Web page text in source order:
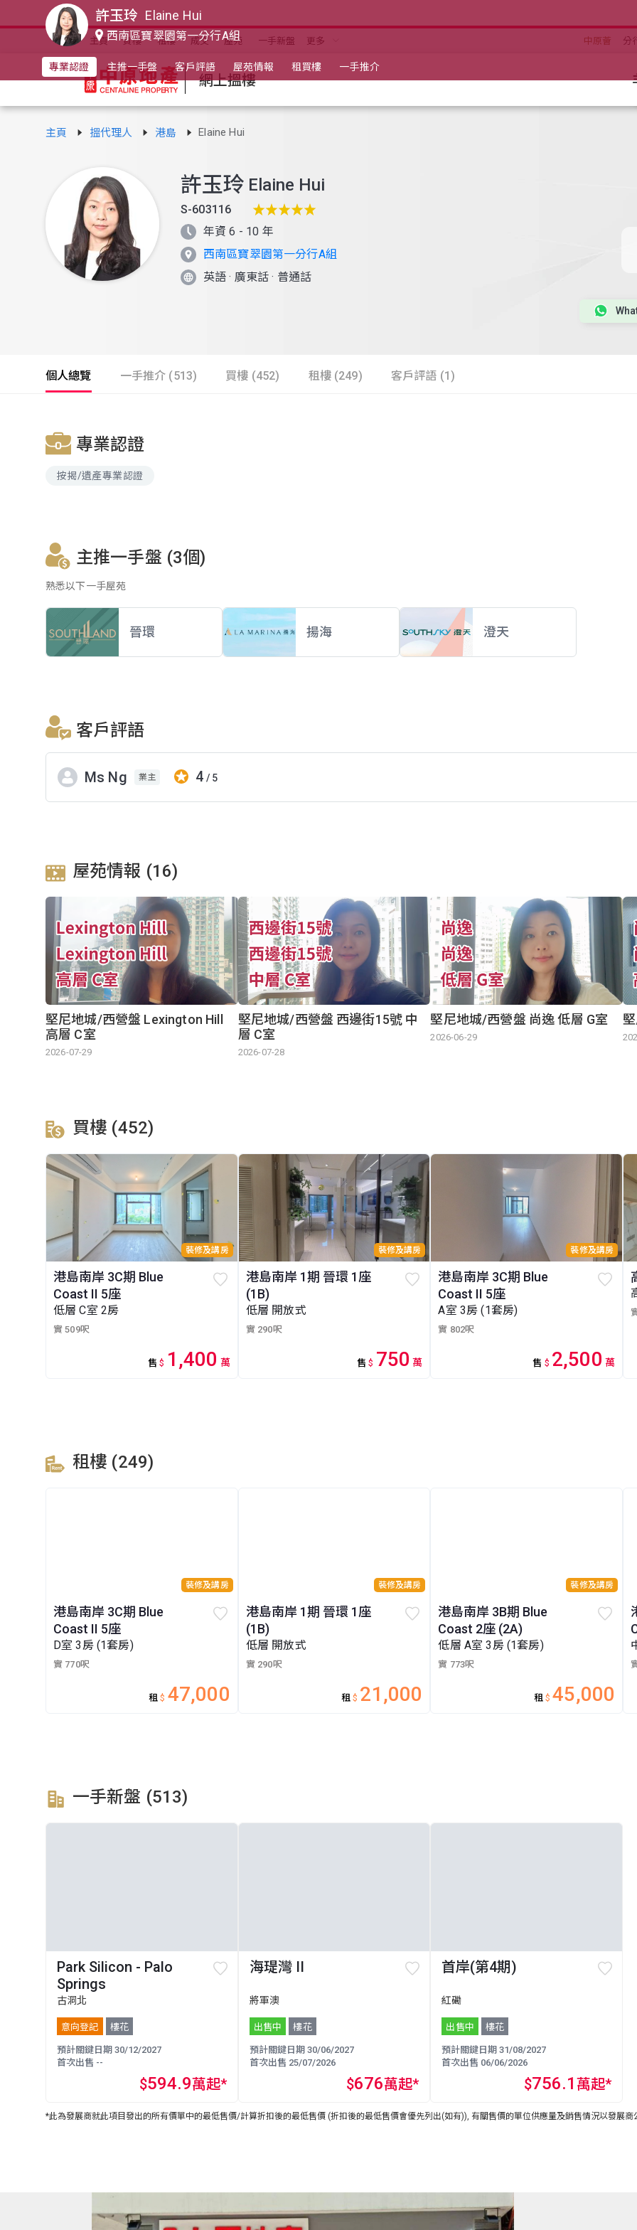
主頁 買樓 租樓 成交 屋苑 一手新盤 更多 中原薈 分
網上搵樓
主頁 搵代理人 港島 Elaine Hui
許玉玲 Elaine Hui
S-603116
年資 6 - 10 年
西南區寶翠園第一分行A組
英語· 廣東話· 普通話
個人總覽 一手推介 (513) 買樓 (452) 租樓 (249) 客戶評語 (1)
專業認證
按揭/遺產專業認證
主推一手盤 (3個)
熟悉以下一手屋苑
晉環 揚海 澄天
客戶評語
Ms Ng 業主 4 / 5
屋苑情報 (16)
堅尼地城/西營盤 Lexington Hill
高層 C室
2026-07-29
堅尼地城/西營盤 西邊街15號 中
層 C室
2026-07-28
堅尼地城/西營盤 尚逸 低層 G室
2026-06-29
買樓 (452)
裝修及講房
港島南岸 3C期 Blue
Coast II 5座
低層 C室 2房
實 509呎
售 $ 1,400 萬
裝修及講房
港島南岸 1期 晉環 1座
(1B)
低層 開放式
實 290呎
售 $ 750 萬
裝修及講房
港島南岸 3C期 Blue
Coast II 5座
A室 3房 (1套房)
實 802呎
售 $ 2,500 萬
租樓 (249)
裝修及講房
港島南岸 3C期 Blue
Coast II 5座
D室 3房 (1套房)
實 770呎
租 $ 47,000
裝修及講房
港島南岸 1期 晉環 1座
(1B)
低層 開放式
實 290呎
租 $ 21,000
裝修及講房
港島南岸 3B期 Blue
Coast 2座 (2A)
低層 A室 3房 (1套房)
實 773呎
租 $45,000
一手新盤 (513)
Park Silicon - Palo
Springs
古洞北
意向登記 樓花
預計關鍵日期 30/12/2027
首次出售 --
$594.9萬起*
海瑅灣 II
將軍澳
出售中 樓花
預計關鍵日期 30/06/2027
首次出售 25/07/2026
$676萬起*
首岸(第4期)
紅磡
出售中 樓花
預計關鍵日期 31/08/2027
首次出售 06/06/2026
$756.1萬起*
*此為發展商就此項目發出的所有價單中的最低售價/計算折扣後的最低售價 (折扣後的最低售價會優先列出(如有)), 有關售價的單位供應量及銷售情況以發展商
許玉玲 Elaine Hui
西南區寶翠園第一分行A組
專業認證 主推一手盤 客戶評語 屋苑情報 租買樓 一手推介